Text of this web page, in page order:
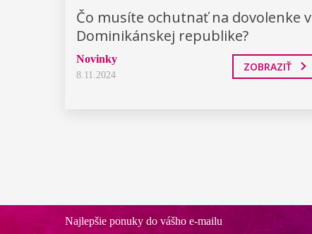
Čo musíte ochutnať na dovolenke v
Dominikánskej republike?
Novinky
8.11.2024
ZOBRAZIŤ
Najlepšie ponuky do vášho e-mailu